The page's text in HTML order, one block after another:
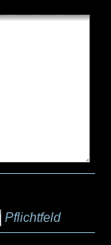
Pflichtfeld